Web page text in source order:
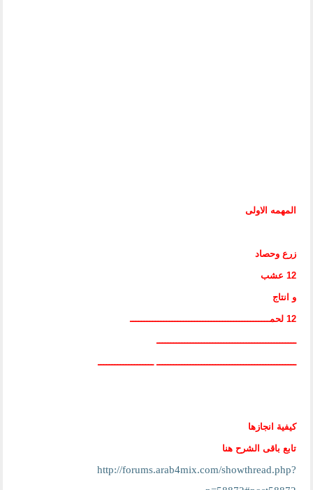
المهمه الاولى
زرع وحصاد
12 عشب
و انتاج
12 لحم ــــــــــــــــــــــــــــــــــــــــــــــــــ
ــــــــــــــــــــــــــــــــــــــــــــــــــ
ــــــــــــــــــــــــــــــــــــــــــــــــــ ــــــــــــــــــــ
كيفية انجازها
تابع باقى الشرح هنا
http://forums.arab4mix.com/showthread.php?